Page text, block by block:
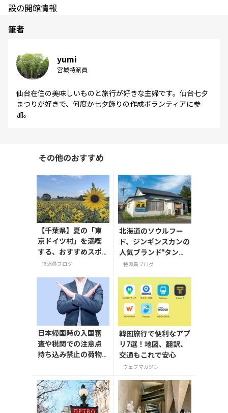
設の開館情報
筆者
yumi
宮城特派員
仙台在住の美味しいものと旅行が好きな主婦です。仙台七夕
まつりが好きで、何度か七夕飾りの作成ボランティアに参
加。
その他のおすすめ
【千葉県】夏の「東
京ドイツ村」を満喫
する、おすすめスポ
ット3選
特派員ブログ
北海道のソウルフー
ド、ジンギンスカンの
人気ブランド"タンネ
トウ"。
特派員ブログ
日本帰国時の入国審
査や税関での注意点
持ち込み禁止の荷物
韓国旅行で便利なアプ
リ7選！地図、翻訳、
交通もこれで安心
ウェブマガジン